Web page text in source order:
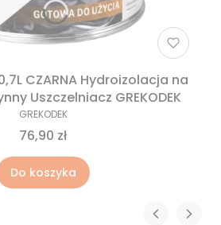
Hydroizolacja na
Uszczelniacz GREKODEK
GREKODEK
76,90 zł
Do koszyka